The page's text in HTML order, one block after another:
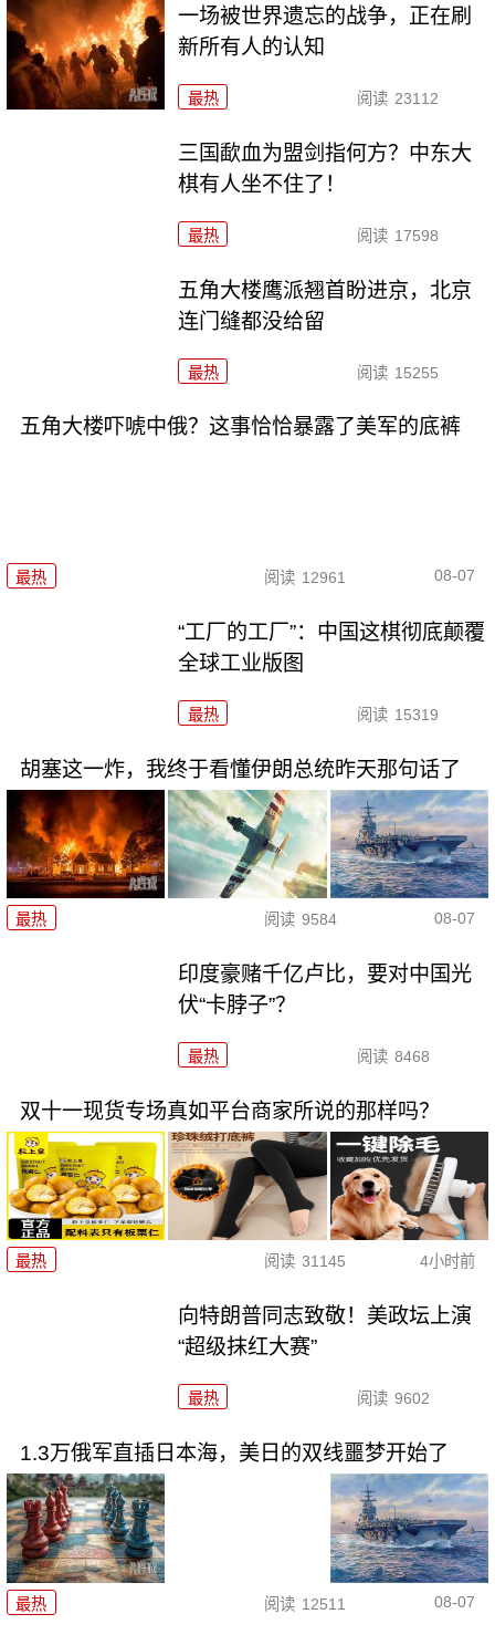
一场被世界遗忘的战争，正在刷
新所有人的认知
最热 阅读 23112
三国歃血为盟剑指何方？中东大
棋有人坐不住了！
最热 阅读 17598
五角大楼鹰派翘首盼进京，北京
连门缝都没给留
最热 阅读 15255
五角大楼吓唬中俄？这事恰恰暴露了美军的底裤
最热 阅读 12961 08-07
“工厂的工厂”：中国这棋彻底颠覆
全球工业版图
最热 阅读 15319
胡塞这一炸，我终于看懂伊朗总统昨天那句话了
最热 阅读 9584 08-07
印度豪赌千亿卢比，要对中国光
伏“卡脖子”？
最热 阅读 8468
双十一现货专场真如平台商家所说的那样吗？
最热 阅读 31145 4小时前
向特朗普同志致敬！美政坛上演
“超级抹红大赛”
最热 阅读 9602
1.3万俄军直插日本海，美日的双线噩梦开始了
最热 阅读 12511 08-07